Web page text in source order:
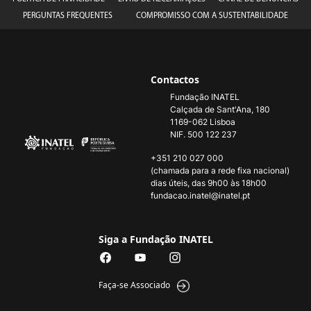
PERGUNTAS FREQUENTES
COMPROMISSO COM A SUSTENTABILIDADE
Contactos
Fundação INATEL
Calçada de Sant'Ana, 180
1169-062 Lisboa
NIF. 500 122 237
+351 210 027 000
(chamada para a rede fixa nacional)
dias úteis, das 9h00 às 18h00
fundacao.inatel@inatel.pt
Siga a Fundação INATEL
Faça-se Associado